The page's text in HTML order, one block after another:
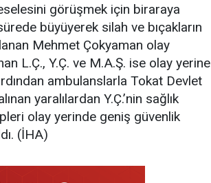
görüşmek için biraraya
büyüyerek silah ve bıçakların
Mehmet Çokyaman olay
L.Ç., Y.Ç. ve M.A.Ş. ise olay yerine
ambulanslarla Tokat Devlet
yaralılardan Y.Ç.’nin sağlık
olay yerinde geniş güvenlik
(İHA)